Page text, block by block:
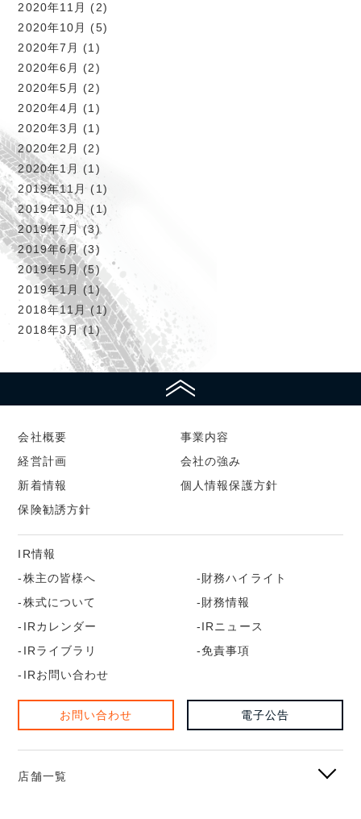
2020年11月
(2)
2020年10月
(5)
2020年7月
(1)
2020年6月
(2)
2020年5月
(2)
2020年4月
(1)
2020年3月
(1)
2020年2月
(2)
2020年1月
(1)
2019年11月 (1)
2019年10月(1)
2019年7月(3)
2019年6月 (3)
2019年5月(5)
2019年1月 (1)
2018年11月(1)
2018年3月(1)
会社概要
事業内容
経営計画
会社の強み
新着情報
個人情報保護方針
保険勧誘方針
IR情報
株主の皆様へ
財務ハイライト
株式について
財務情報
IRカレンダー
IRニュース
IRライブラリ
免責事項
IRお問い合わせ
お問い合わせ 電子公告
店舗一覧